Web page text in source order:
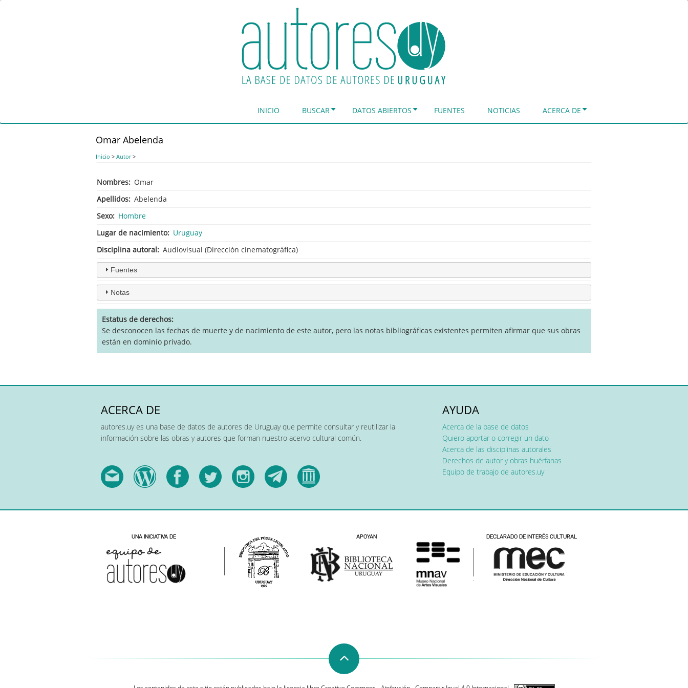
INICIO BUSCAR DATOS ABIERTOS FUENTES NOTICIAS ACERCA DE
Omar Abelenda
Inicio > Autor>
Nombres
Omar
Apellidos Abelenda
Sexo
Hombre
Lugar de nacimiento
Uruguay
Disciplina autoral
Audiovisual (Dirección cinematográfica)
Fuentes
Notas
Estatus de derechos
Se desconocen las fechas de muerte y de nacimiento de este autor, pero las notas bibliográficas existentes permiten afirmar que sus obras
están en dominio privado.
ACERCA DE
autores.uy es una base de datos de autores de Uruguay que permite consultar y reutilizar la
información sobre las obras y autores que forman nuestro acervo cultural común.
AYUDA
Acerca de la base de datos
Quiero aportar o corregir un dato
Acerca de las disciplinas autorales
Derechos de autor y obras huérfanas
Equipo de trabajo de autores.uy